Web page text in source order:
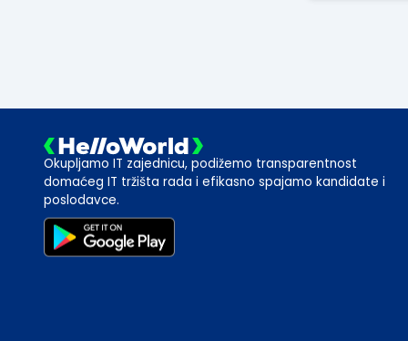
Okupljamo IT zajednicu, podižemo transparentnost
domaćeg IT tržišta rada i efikasno spajamo kandidate i
poslodavce.